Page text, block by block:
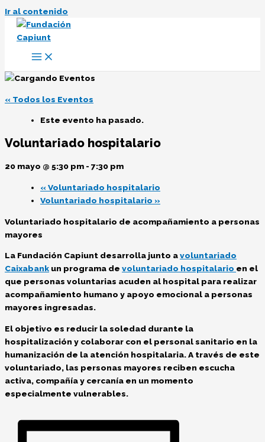
Ir al contenido
« Todos los Eventos
Este evento ha pasado.
Voluntariado hospitalario
20 mayo @ 5:30 pm - 7:30 pm
« Voluntariado hospitalario
Voluntariado hospitalario »
Voluntariado hospitalario de acompañamiento a personas
mayores
La Fundación Capiunt desarrolla junto avoluntariado
Caixabank un programa de voluntariado hospitalario en el
que personas voluntarias acuden al hospital para realizar
acompañamiento humano y apoyo emocional a personas
mayores ingresadas.
El objetivo es reducir la soledad durante la
hospitalización y colaborar con el personal sanitario en la
humanización de la atención hospitalaria. A través de este
voluntariado, las personas mayores reciben escucha
activa, compañía y cercanía en un momento
especialmente vulnerables.